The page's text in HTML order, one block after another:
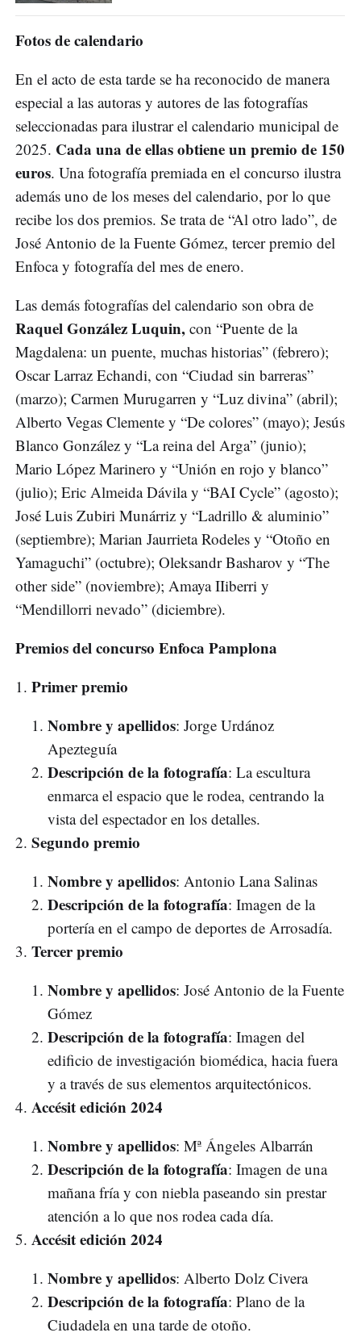
Fotos de calendario
En el acto de esta tarde se ha reconocido de manera
especial a las autoras y autores de las fotografías
seleccionadas para ilustrar el calendario municipal de
2025. Cada una de ellas obtiene un premio de 150
euros. Una fotografía premiada en el concurso ilustra
además uno de los meses del calendario, por lo que
recibe los dos premios. Se trata de “Al otro lado”, de
José Antonio de la Fuente Gómez, tercer premio del
Enfoca y fotografía del mes de enero.
Las demás fotografías del calendario son obra de
Raquel González Luquin, con “Puente de la
Magdalena: un puente, muchas historias” (febrero);
Oscar Larraz Echandi, con “Ciudad sin barreras”
(marzo); Carmen Murugarren y “Luz divina” (abril);
Alberto Vegas Clemente y “De colores” (mayo); Jesús
Blanco González y “La reina del Arga” (junio);
Mario López Marinero y “Unión en rojo y blanco”
(julio); Eric Almeida Dávila y “BAI Cycle” (agosto);
José Luis Zubiri Munárriz y “Ladrillo & aluminio”
(septiembre); Marian Jaurrieta Rodeles y “Otoño en
Yamaguchi” (octubre); Oleksandr Basharov y “The
other side” (noviembre); Amaya IIiberri y
“Mendillorri nevado” (diciembre).
Premios del concurso Enfoca Pamplona
Primer premio
Nombre y apellidos: Jorge Urdánoz
Apezteguía
Descripción de la fotografía: La escultura
enmarca el espacio que le rodea, centrando la
vista del espectador en los detalles.
Segundo premio
Nombre y apellidos: Antonio Lana Salinas
Descripción de la fotografía: Imagen de la
portería en el campo de deportes de Arrosadía.
Tercer premio
Nombre y apellidos: José Antonio de la Fuente
Gómez
Descripción de la fotografía: Imagen del
edificio de investigación biomédica, hacia fuera
y a través de sus elementos arquitectónicos.
Accésit edición 2024
Nombre y apellidos: Mª Ángeles Albarrán
Descripción de la fotografía: Imagen de una
mañana fría y con niebla paseando sin prestar
atención a lo que nos rodea cada día.
Accésit edición 2024
Nombre y apellidos: Alberto Dolz Civera
Descripción de la fotografía: Plano de la
Ciudadela en una tarde de otoño.